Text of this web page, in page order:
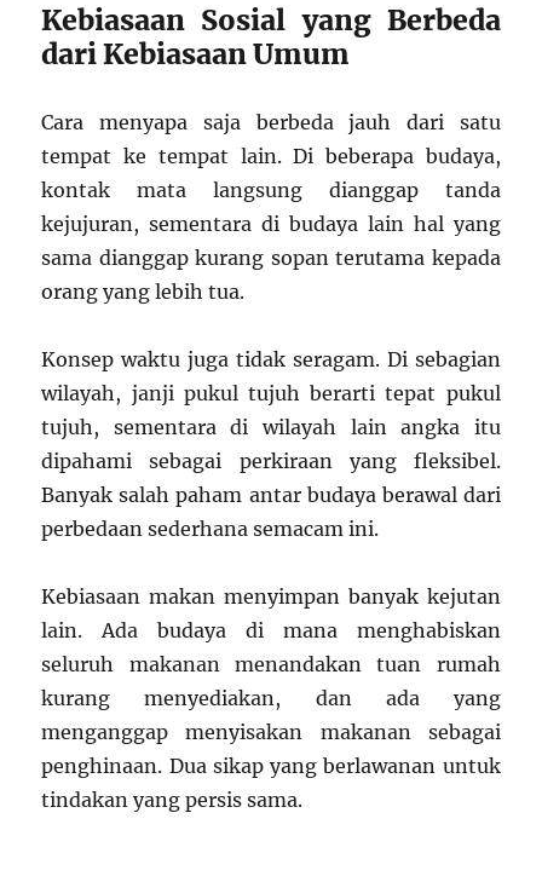
Kebiasaan Sosial yang Berbeda
dari Kebiasaan Umum
Cara menyapa saja berbeda jauh dari satu
tempat ke tempat lain. Di beberapa budaya,
kontak mata langsung dianggap tanda
kejujuran, sementara di budaya lain hal yang
sama dianggap kurang sopan terutama kepada
orang yang lebih tua.
Konsep waktu juga tidak seragam. Di sebagian
wilayah, janji pukul tujuh berarti tepat pukul
tujuh, sementara di wilayah lain angka itu
dipahami sebagai perkiraan yang fleksibel.
Banyak salah paham antar budaya berawal dari
perbedaan sederhana semacam ini.
Kebiasaan makan menyimpan banyak kejutan
lain. Ada budaya di mana menghabiskan
seluruh makanan menandakan tuan rumah
kurang menyediakan, dan ada yang
menganggap menyisakan makanan sebagai
penghinaan. Dua sikap yang berlawanan untuk
tindakan yang persis sama.